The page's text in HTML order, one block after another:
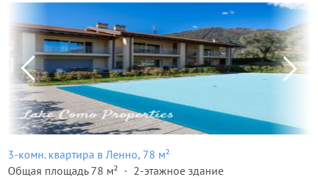
3-комн. квартира в Ленно, 78 м²
Общая площадь 78 м²
2-этажное здание